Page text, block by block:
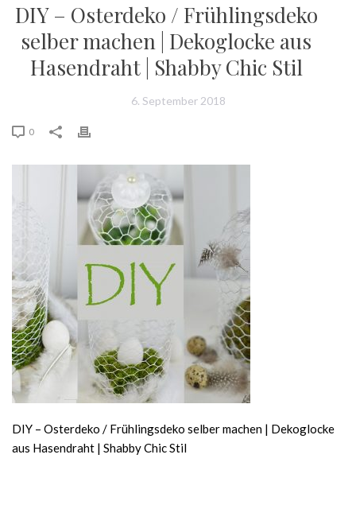
DIY – Osterdeko / Frühlingsdeko
selber machen | Dekoglocke aus
Hasendraht | Shabby Chic Stil
6. September 2018
0
DIY – Osterdeko / Frühlingsdeko selber machen | Dekoglocke
aus Hasendraht | Shabby Chic Stil